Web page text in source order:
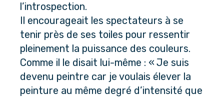
l’introspection.
Il encourageait les spectateurs à se
tenir près de ses toiles pour ressentir
pleinement la puissance des couleurs.
Comme il le disait lui-même : « Je suis
devenu peintre car je voulais élever la
peinture au même degré d’intensité que